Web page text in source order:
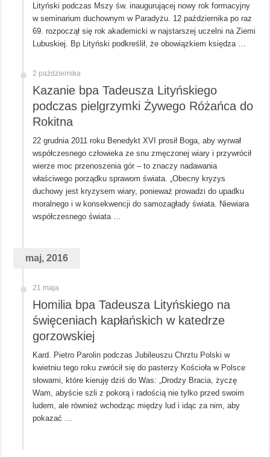
Lityński podczas Mszy św. inaugurującej nowy rok formacyjny
w seminarium duchownym w Paradyżu. 12 października po raz
69. rozpoczął się rok akademicki w najstarszej uczelni na Ziemi
Lubuskiej. Bp Lityński podkreślił, że obowiązkiem księdza …
2 października
Kazanie bpa Tadeusza Lityńskiego
podczas pielgrzymki Żywego Różańca do
Rokitna
22 grudnia 2011 roku Benedykt XVI prosił Boga, aby wyrwał
współczesnego człowieka ze snu zmęczonej wiary i przywrócił
wierze moc przenoszenia gór – to znaczy nadawania
właściwego porządku sprawom świata. „Obecny kryzys
duchowy jest kryzysem wiary, ponieważ prowadzi do upadku
moralnego i w konsekwencji do samozagłady świata. Niewiara
współczesnego świata …
maj, 2016
21 maja
Homilia bpa Tadeusza Lityńskiego na
święceniach kapłańskich w katedrze
gorzowskiej
Kard. Pietro Parolin podczas Jubileuszu Chrztu Polski w
kwietniu tego roku zwrócił się do pasterzy Kościoła w Polsce
słowami, które kieruję dziś do Was: „Drodzy Bracia, życzę
Wam, abyście szli z pokorą i radością nie tylko przed swoim
ludem, ale również wchodząc między lud i idąc za nim, aby
pokazać …